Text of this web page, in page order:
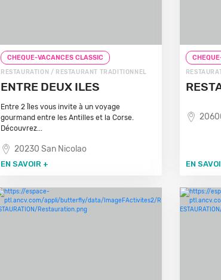
CHEQUE-VACANCES CLASSIC
RESTAURATION / RESTAURANT TRADITIONNEL
ENTRE DEUX ILES
Entre 2 Îles vous invite à un voyage
gourmand entre les Antilles et la Corse.
Découvrez...
20230 San Nicolao
EN SAVOIR + EN